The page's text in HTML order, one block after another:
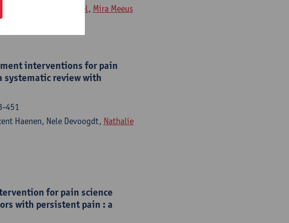
Nathalie Roussel, Mira Meeus
interventions for pain
systematic review with
451
Haenen, Nele Devoogdt, Nathalie
for pain science
with persistent pain : a